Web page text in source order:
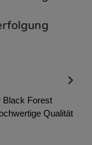
Black Forest
Qualität